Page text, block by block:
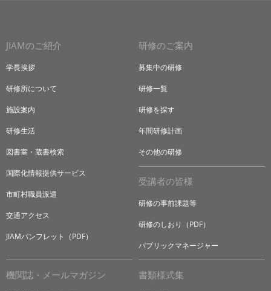
JIAMのご紹介
学長挨拶
研修所について
施設案内
研修生活
図書室・蔵書検索
国際化情報提供サービス
市町村職員派遣
交通アクセス
JIAMパンフレット（PDF）
研修のご案内
募集中の研修
研修一覧
研修を探す
年間研修計画
その他の研修
受講者の皆様
研修の事前課題等
研修のしおり（PDF）
パブリックマネージャー
機関誌・メールマガジン 書類様式集